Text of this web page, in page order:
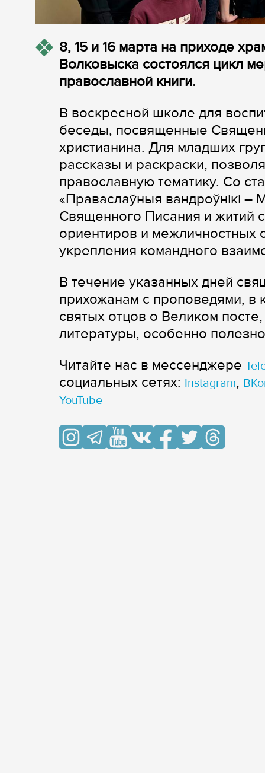
8, 15 и 16 марта на приходе
Волковыска состоялся цикл
православной книги.
В воскресной школе для
беседы, посвященные
христианина. Для младших
рассказы и раскраски,
православную тематику. Со
«Праваслаўныя вандроўнікі –
Священного Писания и житий
ориентиров и межличностных
укрепления командного
В течение указанных дней
прихожанам с проповедями, в
святых отцов о Великом
литературы, особенно
Читайте нас в мессенджере
cоциальных сетях: Instagram,
YouTube